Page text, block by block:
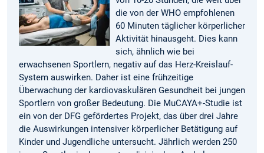
die von der WHO empfohlenen
60 Minuten täglicher körperlicher
Aktivität hinausgeht. Dies kann
sich, ähnlich wie bei
erwachsenen Sportlern, negativ auf das Herz-Kreislauf-
System auswirken. Daher ist eine frühzeitige
Überwachung der kardiovaskulären Gesundheit bei jungen
Sportlern von großer Bedeutung. Die MuCAYA+-Studie ist
ein von der DFG gefördertes Projekt, das über drei Jahre
die Auswirkungen intensiver körperlicher Betätigung auf
Kinder und Jugendliche untersucht. Jährlich werden 250